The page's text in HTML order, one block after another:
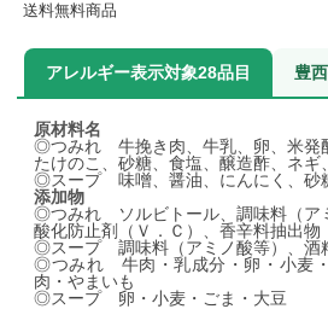
送料無料商品
アレルギー表示対象28品目 豊
原材料名
◎つみれ 牛挽き肉、牛乳、卵、米発
たけのこ、砂糖、食塩、醸造酢、ネギ
◎スープ 味噌、醤油、にんにく、砂
添加物
◎つみれ ソルビトール、調味料（ア
酸化防止剤（Ｖ．Ｃ）、香辛料抽出物
◎スープ 調味料（アミノ酸等）、酒
◎つみれ 牛肉・乳成分・卵・小麦
肉・やまいも
◎スープ 卵・小麦・ごま・大豆